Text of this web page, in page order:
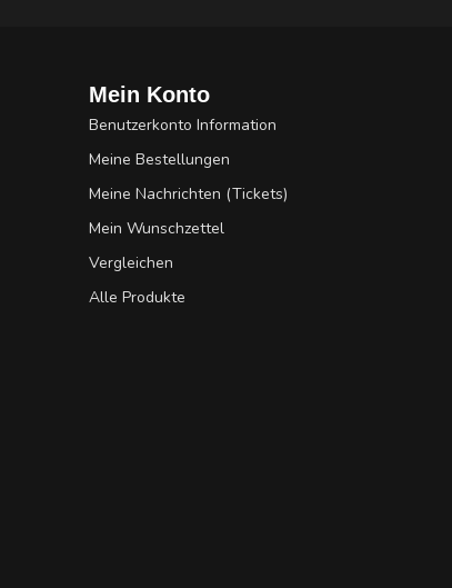
Mein Konto
Benutzerkonto Information
Meine Bestellungen
Meine Nachrichten (Tickets)
Mein Wunschzettel
Vergleichen
Alle Produkte